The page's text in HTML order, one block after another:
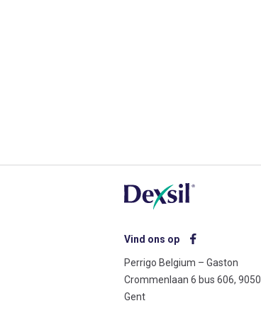
Vind ons op
Perrigo Belgium – Gaston
Crommenlaan 6 bus 606, 9050
Gent